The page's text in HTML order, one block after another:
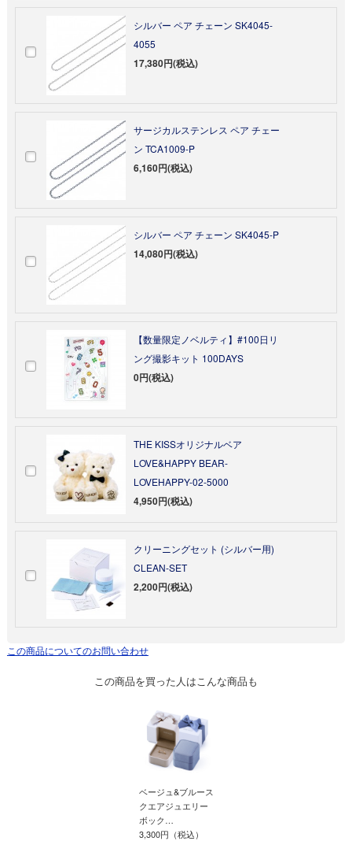
シルバー ペア チェーン SK4045-
4055
17,380円(税込)
サージカルステンレス ペア チェー
ン TCA1009-P
6,160円(税込)
シルバー ペア チェーン SK4045-P
14,080円(税込)
【数量限定ノベルティ】#100日リ
ング撮影キット 100DAYS
0円(税込)
THE KISSオリジナルベア
LOVE&HAPPY BEAR-
LOVEHAPPY-02-5000
4,950円(税込)
クリーニングセット (シルバー用)
CLEAN-SET
2,200円(税込)
この商品についてのお問い合わせ
この商品を買った人はこんな商品も
ベージュ&ブルース
クエアジュエリー
ボック…
3,300円（税込）